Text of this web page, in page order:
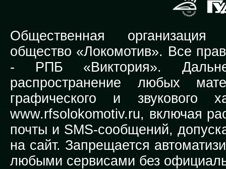
Общественная организация
общество «Локомотив». Все
- РПБ «Виктория».
распространение любых
графического и звукового
www.rfsolokomotiv.ru, включая
почты и SMS-сообщений,
на сайт. Запрещается
любыми сервисами без